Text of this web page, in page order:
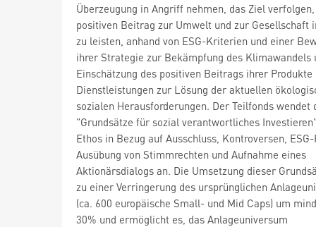
Überzeugung in Angriff nehmen, das Ziel
positiven Beitrag zur Umwelt und zur Gesellschaft
zu leisten, anhand von ESG-Kriterien und einer
ihrer Strategie zur Bekämpfung des Klimawandels
Einschätzung des positiven Beitrags ihrer Produkte
Dienstleistungen zur Lösung der aktuellen
sozialen Herausforderungen. Der Teilfonds wendet
"Grundsätze für sozial verantwortliches
Ethos in Bezug auf Ausschluss, Kontroversen,
Ausübung von Stimmrechten und Aufnahme eines
Aktionärsdialogs an. Die Umsetzung dieser
zu einer Verringerung des ursprünglichen
(ca. 600 europäische Small- und Mid Caps) um
30% und ermöglicht es, das Anlageuniversum